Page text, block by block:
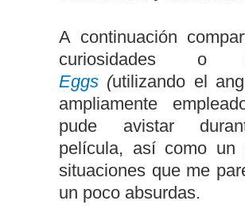
A continuación
curiosidades o
Eggs (utilizando el
ampliamente
pude avistar
película, así como un
situaciones que me
un poco absurdas.